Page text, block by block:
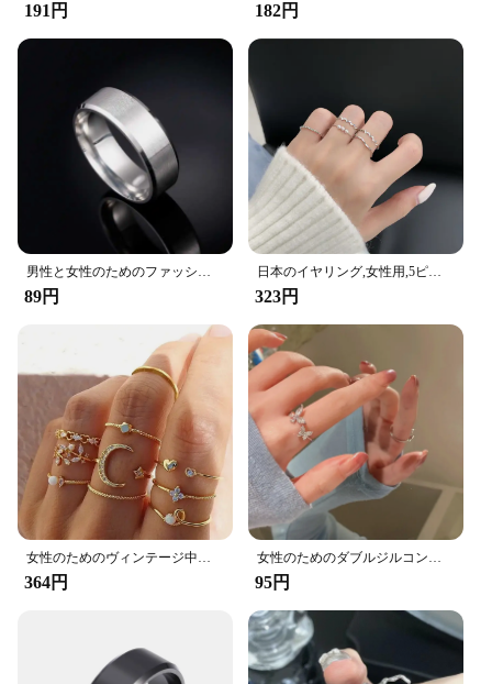
191円 182円
男性と女性のためのファッショナブルなステンレス鋼のリング,ペンダントリング,カスタム彫刻の名前
89円
日本のイヤリング,女性用,5ピース/セット,シンプル,3つの真珠のセット,組み合わせ,個性,リング,赤いテール,ジュエリー
323円
女性のためのヴィンテージ中空クリスタルリングセット,バタフライパール,幾何学的,調節可能,女の子のためのジュエリー,プレゼント
364円
女性のためのダブルジルコンバタフライリング,開口部のオーナメント,豪華なスタイル,最高級
95円